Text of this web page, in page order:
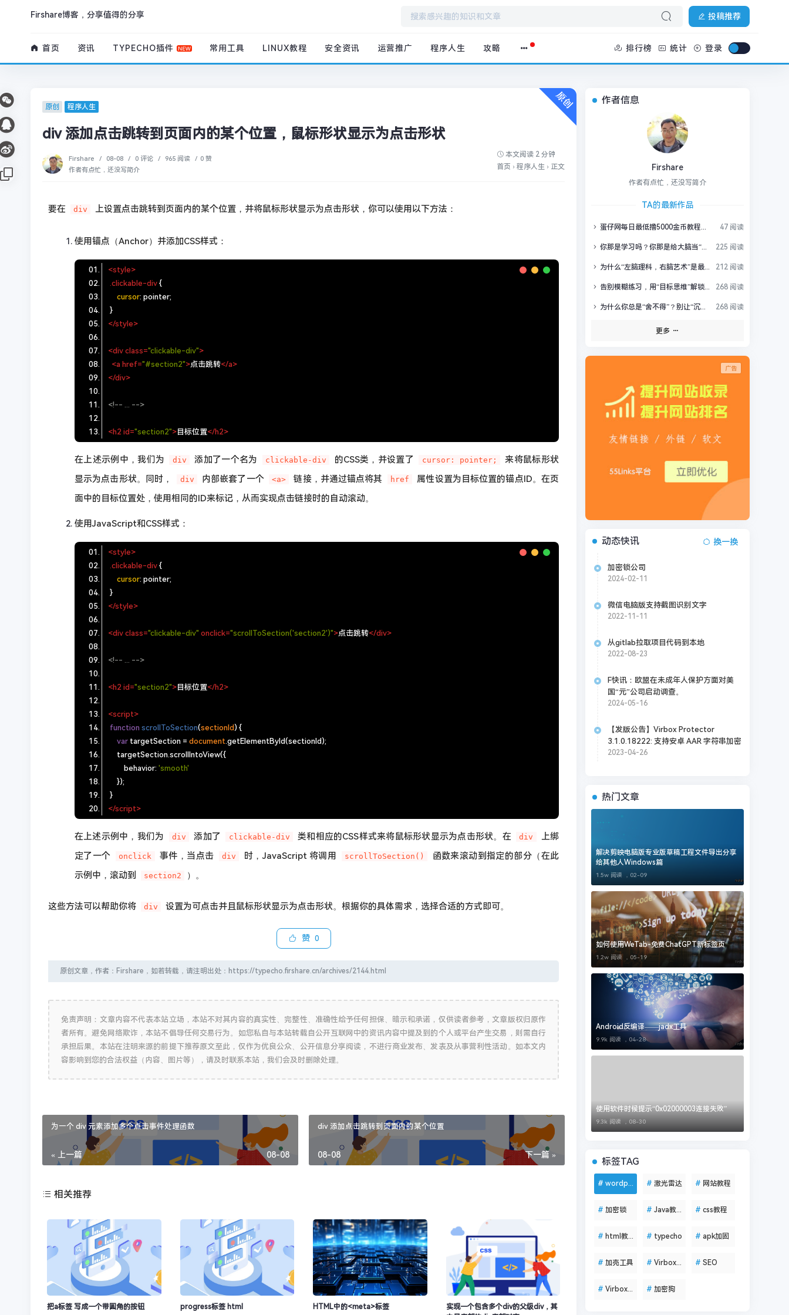
Firshare博客，分享值得的分享 投稿推荐
首页 资讯 TYPECHO插件 常用工具 LINUX教程 安全资讯 运营推广 程序人生 攻略 排行榜 统计 登录
原创 程序人生
div 添加点击跳转到页面内的某个位置，鼠标形状显示为点击形状
Firshare / 08-08 / 0 评论 / 965 阅读 / 0 赞
作者有点忙，还没写简介
本文阅读 2 分钟
首页 › 程序人生 › 正文
要在 div 上设置点击跳转到页面内的某个位置，并将鼠标形状显示为点击形状，你可以使用以下方法：
使用锚点（Anchor）并添加CSS样式：
<style>
.clickable-div
cursor
</style>
<div class="clickable-div">
<a href="#section2">点击跳转</a>
</div>
<!-- ... -->
<h2 id ="section2"> 目标位置</h2>
在上述示例中，我们为 div 添加了一个名为 clickable-div 的CSS类，并设置了 cursor: pointer;
来将鼠标形状
显示为点击形状。同时，
div 内部嵌套了一个 <a> 链接，并通过锚点将其 href
属性设置为目标位置的锚点ID。在页
面中的目标位置处，使用相同的ID来标记，从而实现点击链接时的自动滚动。
使用JavaScript和CSS样式：
<style>
.clickable-div
cursor
</style>
<div class="clickable-div" onclick="scrollToSection('section2')">点击跳转</div>
<!-- ... -->
<h2 id="section2">目标位置</h2>
<script>
function scrollToSection(sectionId)
var targetSection = document
behavior: 'smooth'
</script>
在上述示例中，我们为 div 添加了 clickable-div 类和相应的CSS样式来将鼠标形状显示为点击形状。在 div
上绑
定了一个
onclick 事件，当点击 div 时，JavaScript 将调用 scrollToSection()
函数来滚动到指定的部分（在此
示例中，滚动到
section2 ）。
这些方法可以帮助你将 div 设置为可点击并且鼠标形状显示为点击形状。根据你的具体需求，选择合适的方式即可。
赞 0
原创文章，作者：Firshare，如若转载，请注明出处：https://typecho.firshare.cn/archives/2144.html
免责声明：文章内容不代表本站立场，本站不对其内容的真实性、完整性、准确性给予任何担保、暗示和承诺，仅供读者参考，文章版权归原作
者所有。避免网络欺诈，本站不倡导任何交易行为。如您私自与本站转载自公开互联网中的资讯内容中提及到的个人或平台产生交易，则需自行
承担后果。本站在注明来源的前提下推荐原文至此，仅作为优良公众、公开信息分享阅读，不进行商业发布、发表及从事营利性活动。如本文内
容影响到您的合法权益（内容、图片等），请及时联系本站，我们会及时删除处理。
为一个 div 元素添加多个点击事件处理函数
« 上一篇 08-08
div 添加点击跳转到页面内的某个位置
下一篇 »
08-08
相关推荐
把a标签 写成一个带圆角的按钮 progress标签 html HTML中的<meta>标签
实现一个包含多个div的父级div，其
作者信息
Firshare
作者有点忙，还没写简介
TA的最新作品
蛋仔网每日最低撸5000金币教程，白嫖金币快速赚大钱 47 阅读
你那是学习吗？你那是给大脑当“临时仓库”！掌握这个神技，一年学完33门课不是梦！ 225 阅读
为什么“左脑理科，右脑艺术”是最大的科学谣言？ 212 阅读
告别模糊练习，用“目标思维”解锁你的高效成长 268 阅读
为什么你总是“舍不得”？别让“沉没成本”掏空你的未来 268 阅读
更多
动态快讯 换一换
加密锁公司
2024-02-11
微信电脑版支持截图识别文字
2022-11-11
从gitlab拉取项目代码到本地
2022-08-23
F快讯：欧盟在未成年人保护方面对美
国“元”公司启动调查。
2024-05-16
【发版公告】Virbox Protector
3.1.0.18222: 支持安卓 AAR 字符串加密
2023-04-26
热门文章
解决剪映电脑版专业版草稿工程文件导出分享
给其他人Windows篇
1.5w 阅读 ， 02-09
如何使用WeTab-免费ChatGPT新标签页
1.2w 阅读 ， 05-19
Android反编译——jadx工具
9.9k 阅读 ， 04-28
使用软件时候提示“0x02000003连接失败”
9.3k 阅读 ， 08-30
标签TAG
# wordpress # 激光雷达 # 网站教程
# 加密锁 # Java教程 # css教程
# html教程 # typecho # apk加固
# 加壳工具 # VirboxLM # SEO
# VirboxProtector # 加密狗